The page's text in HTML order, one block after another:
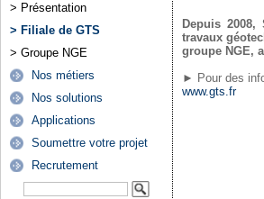
> Présentation
> Filiale de GTS
> Groupe NGE
Nos métiers
Nos solutions
Applications
Soumettre votre projet
Recrutement
Depuis
travaux
groupe NGE,
► Pour des
www.gts.fr